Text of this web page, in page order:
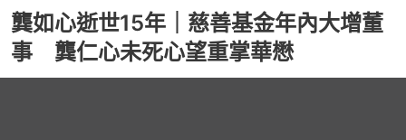
龔如心逝世15年｜慈善基金年內大增董
事 龔仁心未死心望重掌華懋